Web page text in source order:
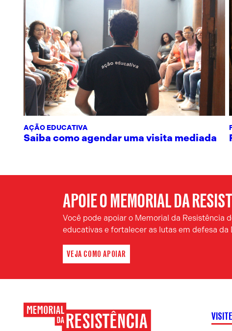
AÇÃO EDUCATIVA
Saiba como agendar uma visita mediada
APOIE O MEMORIAL DA
Você pode apoiar o Memorial da Resistência
educativas e fortalecer as lutas em defesa
VEJA COMO APOIAR
VISITE